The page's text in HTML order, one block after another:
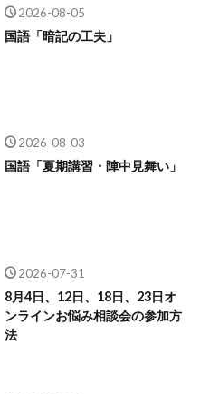
2026-08-05
国語「暗記の工夫」
2026-08-03
国語「夏期講習・陣中見舞い」
2026-07-31
8月4日、12日、18日、23日オ
ンラインお悩み相談会の参加方
法